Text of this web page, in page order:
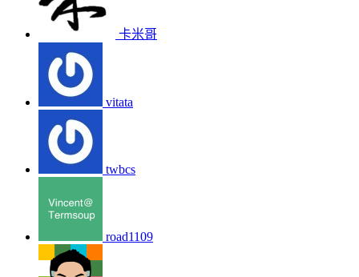
卡米哥
vitata
twbcs
road1109